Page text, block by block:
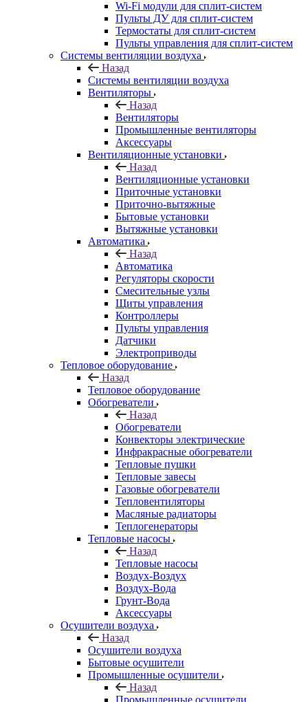
Wi-Fi модули для сплит-систем
Пульты ДУ для сплит-систем
Термостаты для сплит-систем
Пульты управления для сплит-систем
Системы вентиляции воздуха
Назад
Системы вентиляции воздуха
Вентиляторы
Назад
Вентиляторы
Промышленные вентиляторы
Аксессуары
Вентиляционные установки
Назад
Вентиляционные установки
Приточные установки
Приточно-вытяжные
Бытовые установки
Вытяжные установки
Автоматика
Назад
Автоматика
Регуляторы скорости
Смесительные узлы
Щиты управления
Контроллеры
Пульты управления
Датчики
Электроприводы
Тепловое оборудование
Назад
Тепловое оборудование
Обогреватели
Назад
Обогреватели
Конвекторы электрические
Инфракрасные обогреватели
Тепловые пушки
Тепловые завесы
Газовые обогреватели
Тепловентиляторы
Масляные радиаторы
Теплогенераторы
Тепловые насосы
Назад
Тепловые насосы
Воздух-Воздух
Воздух-Вода
Грунт-Вода
Аксессуары
Осушители воздуха
Назад
Осушители воздуха
Бытовые осушители
Промышленные осушители
Назад
Промышленные осушители